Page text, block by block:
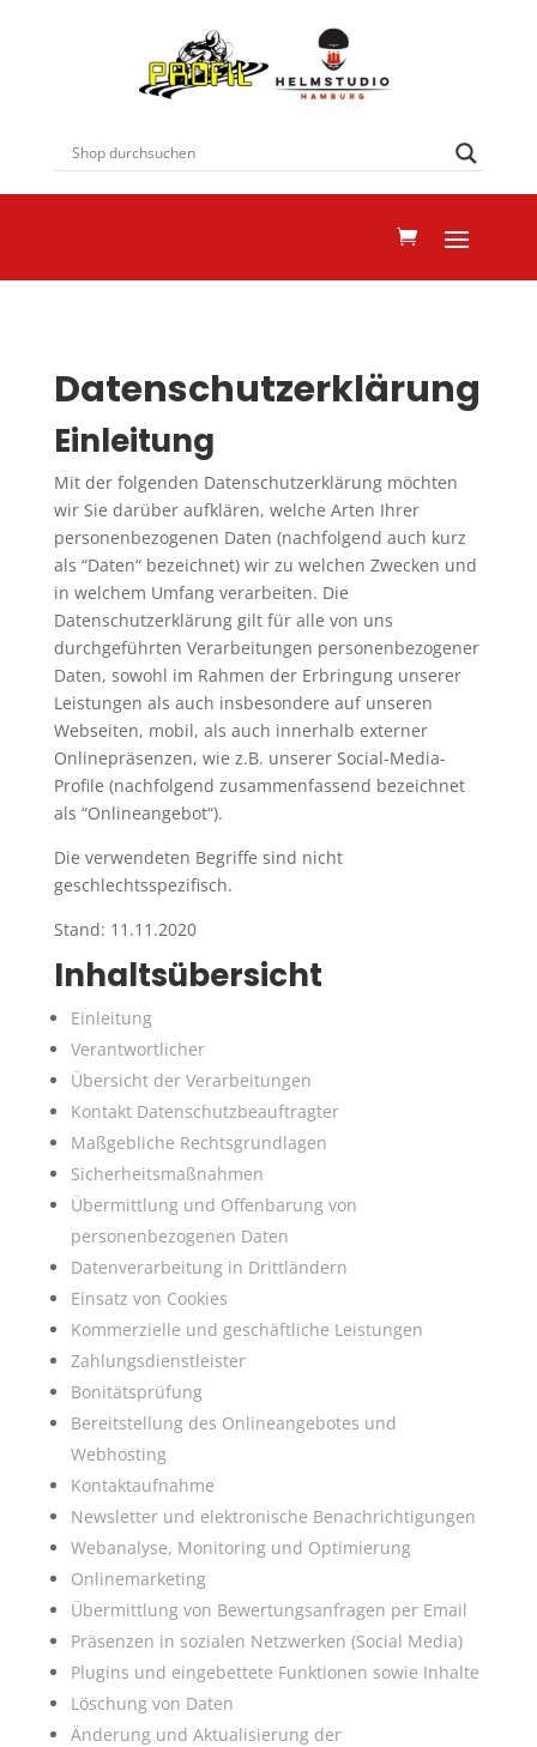
Datenschutzerklärung
Einleitung
Mit der folgenden Datenschutzerklärung möchten
wir Sie darüber aufklären, welche Arten Ihrer
personenbezogenen Daten (nachfolgend auch kurz
als “Daten“ bezeichnet) wir zu welchen Zwecken und
in welchem Umfang verarbeiten. Die
Datenschutzerklärung gilt für alle von uns
durchgeführten Verarbeitungen personenbezogener
Daten, sowohl im Rahmen der Erbringung unserer
Leistungen als auch insbesondere auf unseren
Webseiten, mobil, als auch innerhalb externer
Onlinepräsenzen, wie z.B. unserer Social-Media-
Profile (nachfolgend zusammenfassend bezeichnet
als “Onlineangebot“).
Die verwendeten Begriffe sind nicht
geschlechtsspezifisch.
Stand: 11.11.2020
Inhaltsübersicht
Einleitung
Verantwortlicher
Übersicht der Verarbeitungen
Kontakt Datenschutzbeauftragter
Maßgebliche Rechtsgrundlagen
Sicherheitsmaßnahmen
Übermittlung und Offenbarung von
personenbezogenen Daten
Datenverarbeitung in Drittländern
Einsatz von Cookies
Kommerzielle und geschäftliche Leistungen
Zahlungsdienstleister
Bonitätsprüfung
Bereitstellung des Onlineangebotes und
Webhosting
Kontaktaufnahme
Newsletter und elektronische Benachrichtigungen
Webanalyse, Monitoring und Optimierung
Onlinemarketing
Übermittlung von Bewertungsanfragen per Email
Präsenzen in sozialen Netzwerken (Social Media)
Plugins und eingebettete Funktionen sowie Inhalte
Löschung von Daten
Änderung und Aktualisierung der